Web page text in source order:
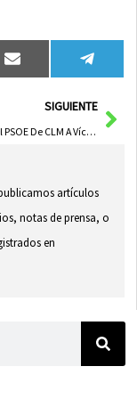
Compartir
en
Email
en
SIGUIENTE
Homenaje Del PSOE De CLM A Víctimas De Violencia Machista Y Firme Defensa De La Igualdad
artículos
notas de prensa, o
en